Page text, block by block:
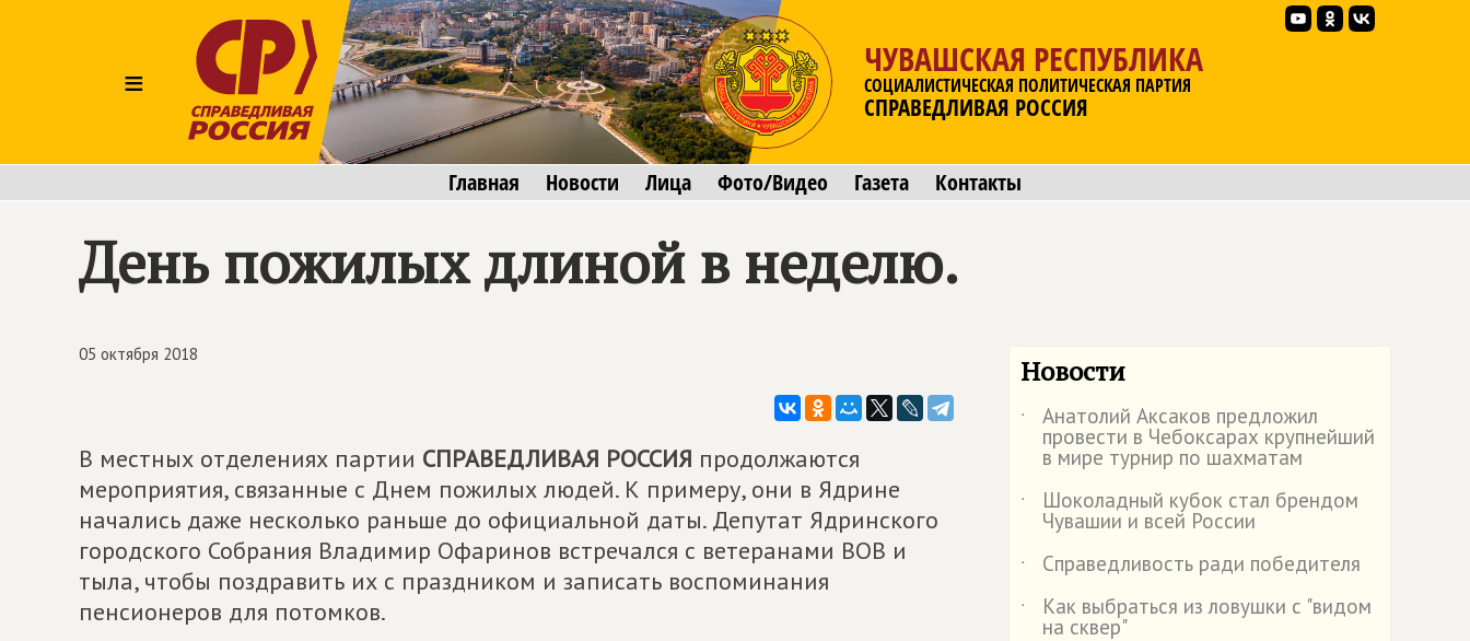
≡
ЧУВАШСКАЯ РЕСПУБЛИКА
СОЦИАЛИСТИЧЕСКАЯ ПОЛИТИЧЕСКАЯ ПАРТИЯ
СПРАВЕДЛИВАЯ РОССИЯ
Главная Новости Лица Фото/Видео Газета Контакты
День пожилых длиной в неделю.
05 октября 2018
В местных отделениях партии СПРАВЕДЛИВАЯ РОССИЯ продолжаются
мероприятия, связанные с Днем пожилых людей. К примеру, они в Ядрине
начались даже несколько раньше до официальной даты. Депутат Ядринского
городского Собрания Владимир Офаринов встречался с ветеранами ВОВ и
тыла, чтобы поздравить их с праздником и записать воспоминания
пенсионеров для потомков.
Новости
˙ Анатолий Аксаков предложил
провести в Чебоксарах крупнейший
в мире турнир по шахматам
˙
Шоколадный кубок стал брендом
Чувашии и всей России
˙
Справедливость ради победителя
˙
Как выбраться из ловушки с "видом
на сквер"